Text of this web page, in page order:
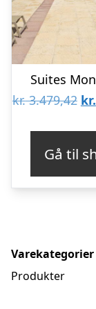
Suites
kr.3.479,42 kr.
Gå til
Varekategorier
Produkter